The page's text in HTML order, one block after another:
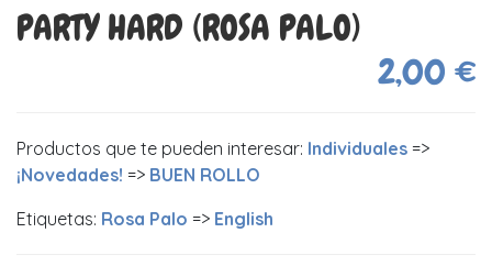
PARTY HARD (ROSA PALO)
2,00 €
Productos que te pueden interesar: Individuales =>
¡Novedades! => BUEN ROLLO
Etiquetas: Rosa Palo => English